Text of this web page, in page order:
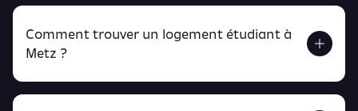
Comment trouver un logement étudiant à
Metz ?